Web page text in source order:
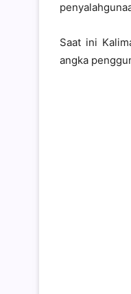
Saat ini
angka